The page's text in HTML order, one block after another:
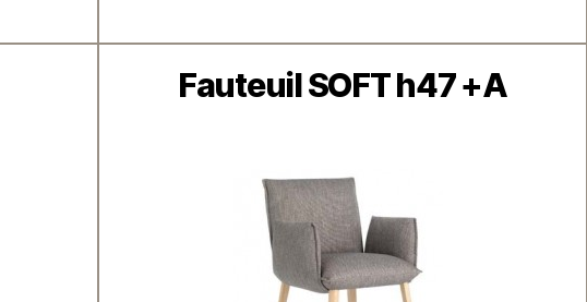
Catégories
Fauteuil SOFT h47 +A